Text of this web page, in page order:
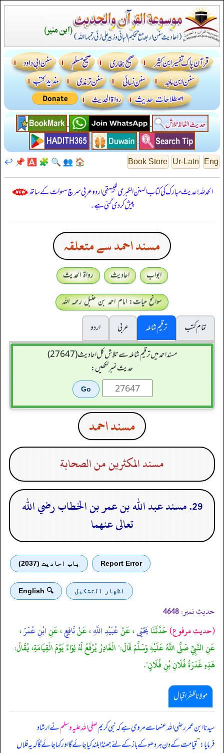
Eng
Ur-Latn
Book Store
🏠
👥
🔍
🧩
🅰️
📌
↩️
الحمدللہ! حدیث مبارک کی کتاب السنن الكبرى للبيهقي اردو عربی سرچ سہولت کے ساتھ
پیش کر دی گئی ہے۔
مسند احمد سے متعلقہ
ابواب احادیث
رواۃ الحدیث
سوانح حیات: امام احمد بن حنبل رحمہ اللہ
تمام کتب
ترقیم شاملہ عربی
اردو
مسند احمد میں ترقیم شاملہ سے تلاش کل احادیث (27647)
حدیث نمبر لکھیں:
مسند احمد
مسند المكثرين من الصحابة
29. مسند عبد الله بن عمر بن الخطاب رضي الله
تعالى عنهما
Report Error باب احادیث (2037)
اظهار التشكيل 🔍 English
حدیث نمبر: 4648
(حديث مرفوع)حَدَّثَنَايَحْيَى، عَنْعُبَيْدِ اللَّهِ، عَنْنَافِعٍ، عَنِابْنِ عُمَرَ،
عَنِ النَّبِيِّ صَلَّى اللَّهُ عَلَيْهِ وَسَلَّمَ قَالَ:" الْغَادِرُ يُرْفَعُ لَهُ لِوَاءٌ يَوْمَ الْقِيَامَةِ، يُقَالُ:
هَذِهِ غَدْرَةُ فُلَانِ بْنِ فُلَانٍ".
مولانا ظفر اقبال
سیدنا ابن عمر رضی اللہ عنہما سے مروی ہے کہ نبی کریمصلی اللہ علیہ وسلمنے ارشاد
فرمایا:”قیامت کے دن ہر دھوکے باز کے لئے جھنڈا بلند کیا جائے گا اور کہا جائے گا کہ یہ فلاں